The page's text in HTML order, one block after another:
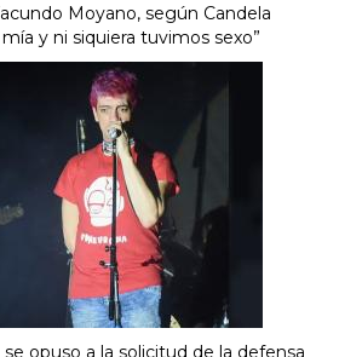
Moyano, según Candela
y ni siquiera tuvimos sexo”
se opuso a la solicitud de la defensa